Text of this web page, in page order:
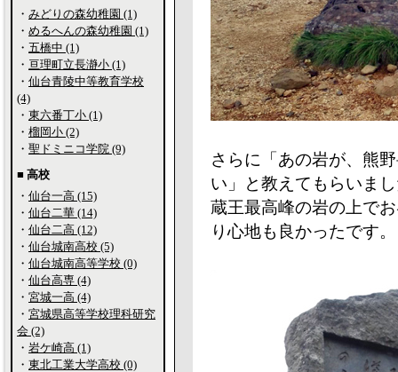
さらに「あの岩が、熊
い」と教えてもらいま
蔵王最高峰の岩の上で
り心地も良かったです。
・ みどりの森幼稚園 (1)
・ めるへんの森幼稚園 (1)
・ 五橋中 (1)
・ 亘理町立長瀞小 (1)
・ 仙台青陵中等教育学校
(4)
・ 東六番丁小 (1)
・ 榴岡小 (2)
・ 聖ドミニコ学院 (9)
■ 高校
・ 仙台一高 (15)
・ 仙台二華 (14)
・ 仙台二高 (12)
・ 仙台城南高校 (5)
・ 仙台城南高等学校 (0)
・ 仙台高専 (4)
・ 宮城一高 (4)
・ 宮城県高等学校理科研究
会 (2)
・ 岩ケ崎高 (1)
・ 東北工業大学高校 (0)